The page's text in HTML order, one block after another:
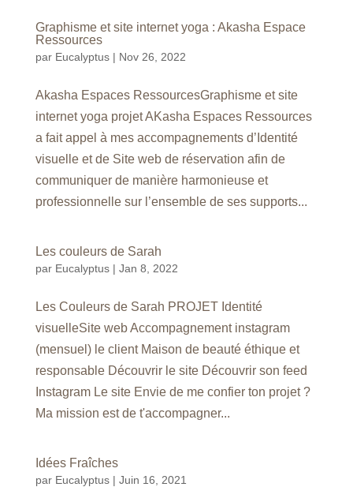
Graphisme et site internet yoga : Akasha Espace
Ressources
par Eucalyptus| Nov 26, 2022
Akasha Espaces RessourcesGraphisme et site
internet yoga projet AKasha Espaces Ressources
a fait appel à mes accompagnements d’Identité
visuelle et de Site web de réservation afin de
communiquer de manière harmonieuse et
professionnelle sur l’ensemble de ses supports...
Les couleurs de Sarah
par Eucalyptus| Jan 8, 2022
Les Couleurs de Sarah PROJET Identité
visuelleSite web Accompagnement instagram
(mensuel) le client Maison de beauté éthique et
responsable Découvrir le site Découvrir son feed
Instagram Le site Envie de me confier ton projet ?
Ma mission est de t'accompagner...
Idées Fraîches
par Eucalyptus| Juin 16, 2021